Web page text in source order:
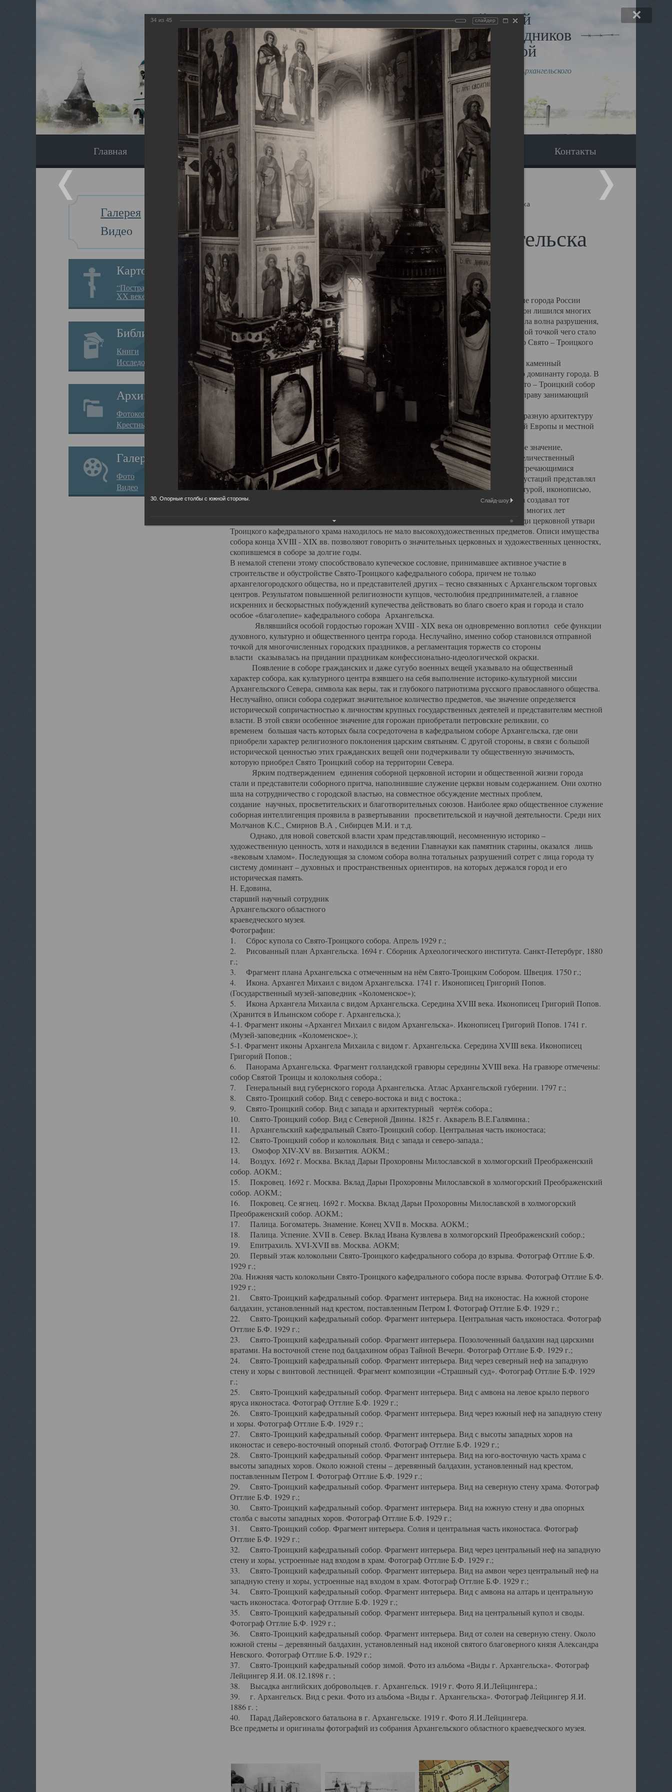
Виртуальный музей
Новомучеников и исповедников
Земли Архангельской
Сайт создан по благословлению митрополита Архангельского
и Холмогорского Даниила
Главная Экскурсия Наследники Вопрос-ответ Контакты
Галерея
Видео
Картотека
“Пострадавшие за веру в
XX веке на Севере”
Библиотека
Книги
Исследования
Архив
Фотокопии дел
Крестные ходы
Галерея
Фото
Видео
Галерея Храмы-мученики Архангельска Свято-Троицкий собор Архангельска
Свято-Троицкий собор Архангельска
Свято-Троицкий собор Архангельска
23.12.2015
Сегодня мы можем говорить, что Архангельск в большей мере, чем другие губернские города России
пострадал от целенаправленных систематических разрушений, в результате которых он лишился многих
выдающихся памятников архитектуры. Больше всего по старому Архангельску ударила волна разрушения,
вызванная борьбой с религией, набравшая особую силу в конце 20 –х годов. Отправной точкой чего стало
разрушение православного центра архангельской губернии - ансамбля кафедрального Свято – Троицкого
собора Архангельска.
Возникнув в начале XVIII века в центре Архангельска, величественный каменный
двухэтажный Троицкий собор, сразу превратился в зрительную и градостроительную доминанту города. В
XVIII веке по масштабам ему не было равных на Севере. Вплоть до разрушения Свято – Троицкий собор
оставался самым высоким и значительным из городских строений Архангельска, по праву занимающий
второе место, после гостиных дворов, в градостроительной картине Архангельска.
Один из самых больших и светлых соборов России воплотил в себе яркую и своеобразную архитектуру
портового города с отраженными в ней архитектурными течениями России, Западной Европы и местной
архангелогородской школы церковного зодчества.
Масштабность, благолепие и богатство собора, вполне оправдывали его кафедральное значение,
заслуженно выделяя из многочисленных культовых построек города. Обширный и величественный
иконостас украшенный колоннами ионического стиля, с единственными нигде не встречающимися
царскими вратами, изящным фронтоном и множеством резных, символических инкрустаций представлял
собой поистине художественную ценность. В совокупности же с живописью, скульптурой, иконописью,
шитьем, многочисленными предметами церковной утвари интерьер Троицкого храма создавал тот
неповторимый красочный ансамбль декоративного убранства собора, на протяжении многих лет
поражающий воображение своих посетителей. В соборной ризнице, библиотеке, среди церковной утвари
Троицкого кафедрального храма находилось не мало высокохудожественных предметов. Описи имущества
собора конца XVIII - XIX вв. позволяют говорить о значительных церковных и художественных ценностях,
скопившемся в соборе за долгие годы.
В немалой степени этому способствовало купеческое сословие, принимавшее активное участие в
строительстве и обустройстве Свято-Троицкого кафедрального собора, причем не только
архангелогородского общества, но и представителей других – тесно связанных с Архангельском торговых
центров. Результатом повышенной религиозности купцов, честолюбия предпринимателей, а главное
искренних и бескорыстных побуждений купечества действовать во благо своего края и города и стало
особое «благолепие» кафедрального собора Архангельска.
Являвшийся особой гордостью горожан XVIII - XIX века он одновременно воплотил себе функции
духовного, культурно и общественного центра города. Неслучайно, именно собор становился отправной
точкой для многочисленных городских праздников, а регламентация торжеств со стороны
власти сказывалась на придании праздникам конфессионально-идеологической окраски.
Появление в соборе гражданских и даже сугубо военных вещей указывало на общественный
характер собора, как культурного центра взявшего на себя выполнение историко-культурной миссии
Архангельского Севера, символа как веры, так и глубокого патриотизма русского православного общества.
Неслучайно, описи собора содержат значительное количество предметов, чье значение определяется
исторической сопричастностью к личностям крупных государственных деятелей и представителям местной
власти. В этой связи особенное значение для горожан приобретали петровские реликвии, со
временем большая часть которых была сосредоточена в кафедральном соборе Архангельска, где они
приобрели характер религиозного поклонения царским святыням. С другой стороны, в связи с большой
исторической ценностью этих гражданских вещей они подчеркивали ту общественную значимость,
которую приобрел Свято Троицкий собор на территории Севера.
Ярким подтверждением единения соборной церковной истории и общественной жизни города
стали и представители соборного притча, наполнившие служение церкви новым содержанием. Они охотно
шла на сотрудничество с городской властью, на совместное обсуждение местных проблем,
создание научных, просветительских и благотворительных союзов. Наиболее ярко общественное служение
соборная интеллигенция проявила в развертывании просветительской и научной деятельности. Среди них
Молчанов К.С., Смирнов В.А , Сибирцев М.И. и т.д.
Однако, для новой советской власти храм представляющий, несомненную историко –
художественную ценность, хотя и находился в ведении Главнауки как памятник старины, оказался лишь
«вековым хламом». Последующая за сломом собора волна тотальных разрушений сотрет с лица города ту
систему доминант – духовных и пространственных ориентиров, на которых держался город и его
историческая память.
Н. Едовина,
старший научный сотрудник
Архангельского областного
краеведческого музея.
Фотографии:
1. Сброс купола со Свято-Троицкого собора. Апрель 1929 г.;
2. Рисованный план Архангельска. 1694 г. Сборник Археологического института. Санкт-Петербург, 1880
г.;
3. Фрагмент плана Архангельска с отмеченным на нём Свято-Троицким Собором. Швеция. 1750 г.;
4. Икона. Архангел Михаил с видом Архангельска. 1741 г. Иконописец Григорий Попов.
(Государственный музей-заповедник «Коломенское»);
5. Икона Архангела Михаила с видом Архангельска. Середина XVIII века. Иконописец Григорий Попов.
(Хранится в Ильинском соборе г. Архангельска.);
4-1. Фрагмент иконы «Архангел Михаил с видом Архангельска». Иконописец Григорий Попов. 1741 г.
(Музей-заповедник «Коломенское».);
5-1. Фрагмент иконы Архангела Михаила с видом г. Архангельска. Середина XVIII века. Иконописец
Григорий Попов.;
6. Панорама Архангельска. Фрагмент голландской гравюры середины XVIII века. На гравюре отмечены:
собор Святой Троицы и колокольня собора.;
7. Генеральный вид губернского города Архангельска. Атлас Архангельской губернии. 1797 г.;
8. Свято-Троицкий собор. Вид с северо-востока и вид с востока.;
9. Свято-Троицкий собор. Вид с запада и архитектурный чертёж собора.;
10. Свято-Троицкий собор. Вид с Северной Двины. 1825 г. Акварель В.Е.Галямина.;
11. Архангельский кафедральный Свято-Троицкий собор. Центральная часть иконостаса;
12. Свято-Троицкий собор и колокольня. Вид с запада и северо-запада.;
13. Омофор XIV-XV вв. Византия. АОКМ.;
14. Воздух. 1692 г. Москва. Вклад Дарьи Прохоровны Милославской в холмогорский Преображенский
собор. АОКМ.;
15. Покровец. 1692 г. Москва. Вклад Дарьи Прохоровны Милославской в холмогорский Преображенский
собор. АОКМ.;
16. Покровец. Се ягнец. 1692 г. Москва. Вклад Дарьи Прохоровны Милославской в холмогорский
Преображенский собор. АОКМ.;
17. Палица. Богоматерь. Знамение. Конец XVII в. Москва. АОКМ.;
18. Палица. Успение. XVII в. Север. Вклад Ивана Кузвлева в холмогорский Преображенский собор.;
19. Епитрахиль. XVI-XVII вв. Москва. АОКМ;
20. Первый этаж колокольни Свято-Троицкого кафедрального собора до взрыва. Фотограф Оттлие Б.Ф.
1929 г.;
20а. Нижняя часть колокольни Свято-Троицкого кафедрального собора после взрыва. Фотограф Оттлие Б.Ф.
1929 г.;
21. Свято-Троицкий кафедральный собор. Фрагмент интерьера. Вид на иконостас. На южной стороне
балдахин, установленный над крестом, поставленным Петром I. Фотограф Оттлие Б.Ф. 1929 г.;
22. Свято-Троицкий кафедральный собор. Фрагмент интерьера. Центральная часть иконостаса. Фотограф
Оттлие Б.Ф. 1929 г.;
23. Свято-Троицкий кафедральный собор. Фрагмент интерьера. Позолоченный балдахин над царскими
вратами. На восточной стене под балдахином образ Тайной Вечери. Фотограф Оттлие Б.Ф. 1929 г.;
24. Свято-Троицкий кафедральный собор. Фрагмент интерьера. Вид через северный неф на западную
стену и хоры с винтовой лестницей. Фрагмент композиции «Страшный суд». Фотограф Оттлие Б.Ф. 1929
г.;
25. Свято-Троицкий кафедральный собор. Фрагмент интерьера. Вид с амвона на левое крыло первого
яруса иконостаса. Фотограф Оттлие Б.Ф. 1929 г.;
26. Свято-Троицкий кафедральный собор. Фрагмент интерьера. Вид через южный неф на западную стену
и хоры. Фотограф Оттлие Б.Ф. 1929 г.;
27. Свято-Троицкий кафедральный собор. Фрагмент интерьера. Вид с высоты западных хоров на
иконостас и северо-восточный опорный столб. Фотограф Оттлие Б.Ф. 1929 г.;
28. Свято-Троицкий кафедральный собор. Фрагмент интерьера. Вид на юго-восточную часть храма с
высоты западных хоров. Около южной стены – деревянный балдахин, установленный над крестом,
поставленным Петром I. Фотограф Оттлие Б.Ф. 1929 г.;
29. Свято-Троицкий кафедральный собор. Фрагмент интерьера. Вид на северную стену храма. Фотограф
Оттлие Б.Ф. 1929 г.;
30. Свято-Троицкий кафедральный собор. Фрагмент интерьера. Вид на южную стену и два опорных
столба с высоты западных хоров. Фотограф Оттлие Б.Ф. 1929 г.;
31. Свято-Троицкий собор. Фрагмент интерьера. Солия и центральная часть иконостаса. Фотограф
Оттлие Б.Ф. 1929 г.;
32. Свято-Троицкий кафедральный собор. Фрагмент интерьера. Вид через центральный неф на западную
стену и хоры, устроенные над входом в храм. Фотограф Оттлие Б.Ф. 1929 г.;
33. Свято-Троицкий кафедральный собор. Фрагмент интерьера. Вид на амвон через центральный неф на
западную стену и хоры, устроенные над входом в храм. Фотограф Оттлие Б.Ф. 1929 г.;
34. Свято-Троицкий кафедральный собор. Фрагмент интерьера. Вид с амвона на алтарь и центральную
часть иконостаса. Фотограф Оттлие Б.Ф. 1929 г.;
35. Свято-Троицкий кафедральный собор. Фрагмент интерьера. Вид на центральный купол и своды.
Фотограф Оттлие Б.Ф. 1929 г.;
36. Свято-Троицкий кафедральный собор. Фрагмент интерьера. Вид от солеи на северную стену. Около
южной стены – деревянный балдахин, установленный над иконой святого благоверного князя Александра
Невского. Фотограф Оттлие Б.Ф. 1929 г.;
37. Свято-Троицкий кафедральный собор зимой. Фото из альбома «Виды г. Архангельска». Фотограф
Лейцингер Я.И. 08.12.1898 г. ;
38. Высадка английских добровольцев. г. Архангельск. 1919 г. Фото Я.И.Лейцингера.;
39. г. Архангельск. Вид с реки. Фото из альбома «Виды г. Архангельска». Фотограф Лейцингер Я.И.
1886 г. ;
40. Парад Дайеровского батальона в г. Архангельске. 1919 г. Фото Я.И.Лейцингера.
Все предметы и оригиналы фотографий из собрания Архангельского областного краеведческого музея.
34 из 45 слайдер
30. Опорные столбы с южной стороны. Слайд-шоу: